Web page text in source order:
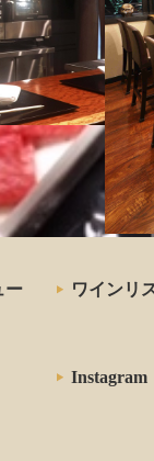
ーキの
ー ワインリ
Instagram